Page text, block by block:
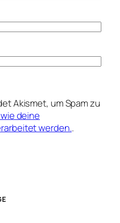
Akismet, um Spam zu
deine
werden..